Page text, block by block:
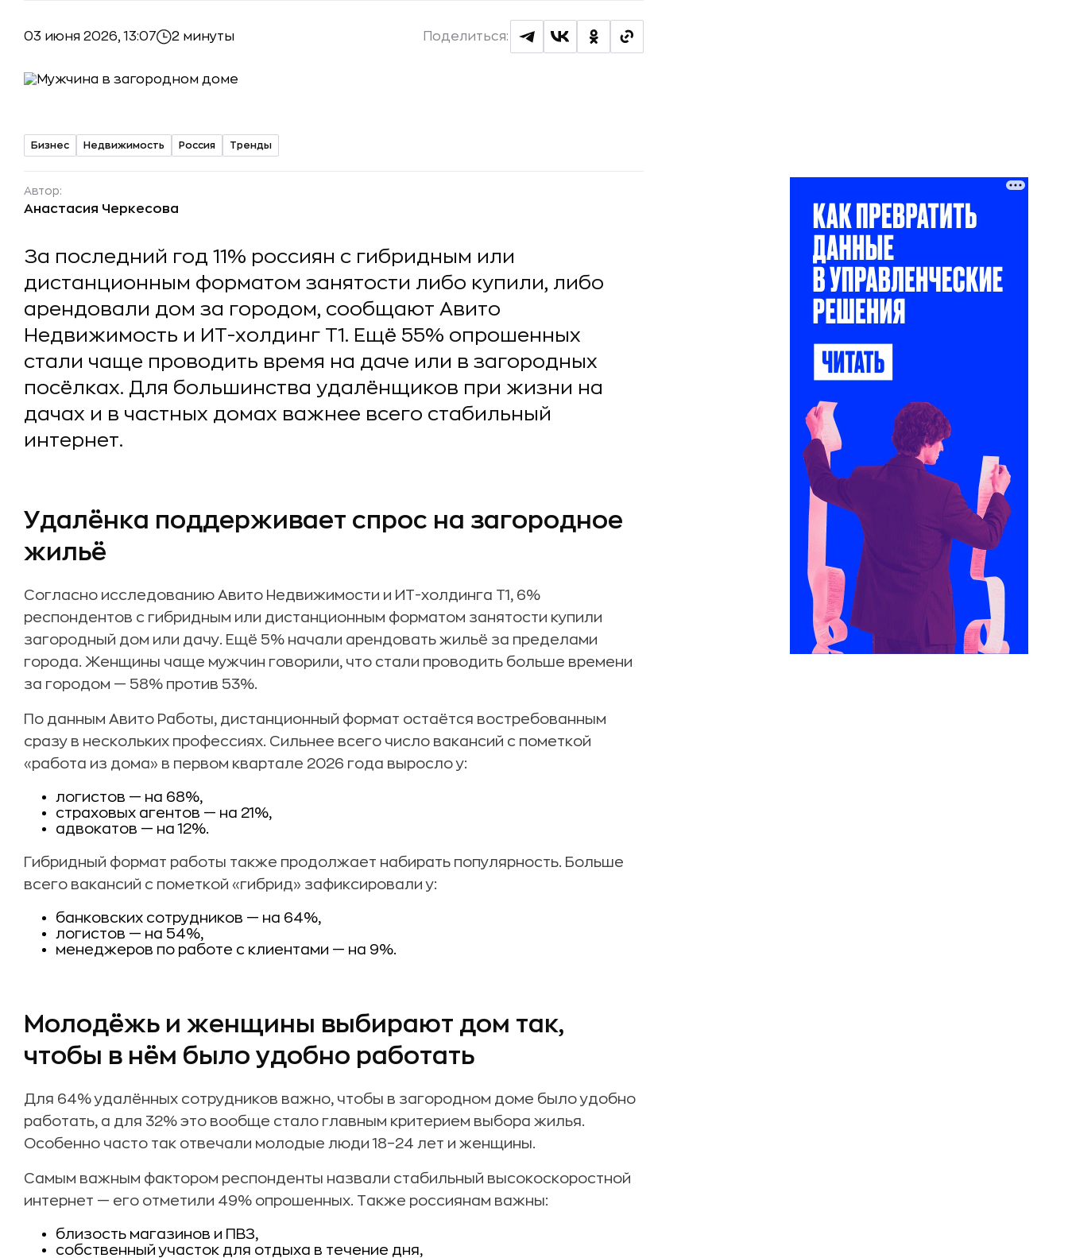
03 июня 2026, 13:07 2 минуты Поделиться:
Бизнес Недвижимость Россия Тренды
Автор:
Анастасия Черкесова
За последний год 11% россиян с гибридным или
дистанционным форматом занятости либо купили, либо
арендовали дом за городом, сообщают Авито
Недвижимость и ИТ-холдинг Т1. Ещё 55% опрошенных
стали чаще проводить время на даче или в загородных
посёлках. Для большинства удалёнщиков при жизни на
дачах и в частных домах важнее всего стабильный
интернет.
Удалёнка поддерживает спрос на загородное
жильё
Согласно исследованию Авито Недвижимости и ИТ-холдинга Т1, 6%
респондентов с гибридным или дистанционным форматом занятости купили
загородный дом или дачу. Ещё 5% начали арендовать жильё за пределами
города. Женщины чаще мужчин говорили, что стали проводить больше времени
за городом — 58% против 53%.
По данным Авито Работы, дистанционный формат остаётся востребованным
сразу в нескольких профессиях. Сильнее всего число вакансий с пометкой
«работа из дома» в первом квартале 2026 года выросло у:
логистов — на 68%,
страховых агентов — на 21%,
адвокатов — на 12%.
Гибридный формат работы также продолжает набирать популярность. Больше
всего вакансий с пометкой «гибрид» зафиксировали у:
банковских сотрудников — на 64%,
логистов — на 54%,
менеджеров по работе с клиентами — на 9%.
Молодёжь и женщины выбирают дом так,
чтобы в нём было удобно работать
Для 64% удалённых сотрудников важно, чтобы в загородном доме было удобно
работать, а для 32% это вообще стало главным критерием выбора жилья.
Особенно часто так отвечали молодые люди 18–24 лет и женщины.
Самым важным фактором респонденты назвали стабильный высокоскоростной
интернет — его отметили 49% опрошенных. Также россиянам важны:
близость магазинов и ПВЗ,
собственный участок для отдыха в течение дня,